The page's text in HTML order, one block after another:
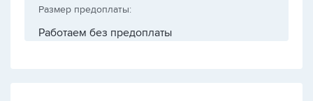
Размер предоплаты:
Работаем без предоплаты